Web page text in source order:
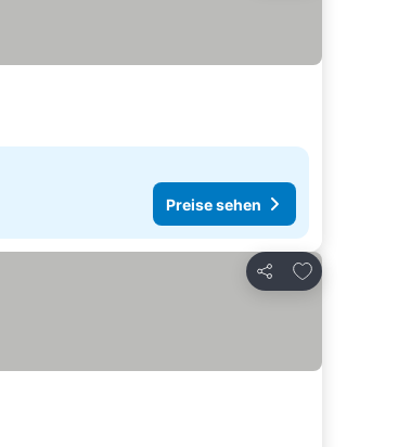
Preise sehen
Teilen
Zu Favoriten